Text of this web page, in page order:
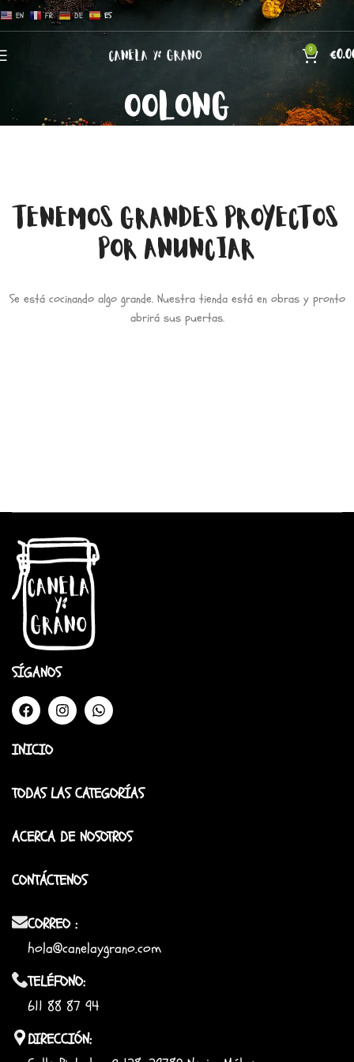
EN FR DE ES
0 €
OOLONG
TENEMOS GRANDES PROYECTOS
POR ANUNCIAR
Se está cocinando algo grande. Nuestra tienda está en obras y pronto
abrirá sus puertas.
SÍGANOS
INICIO
TODAS LAS CATEGORÍAS
ACERCA DE NOSOTROS
CONTÁCTENOS
CORREO :
hola@canelaygrano.com
TELÉFONO:
611 88 87 94
DIRECCIÓN: